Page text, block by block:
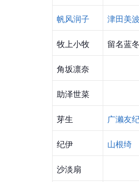
帆风润子 津田美
牧上小牧 留名蓝
角坂凛奈
助泽世菜
芽生 广濑友
纪伊 山根绮
沙淡扇